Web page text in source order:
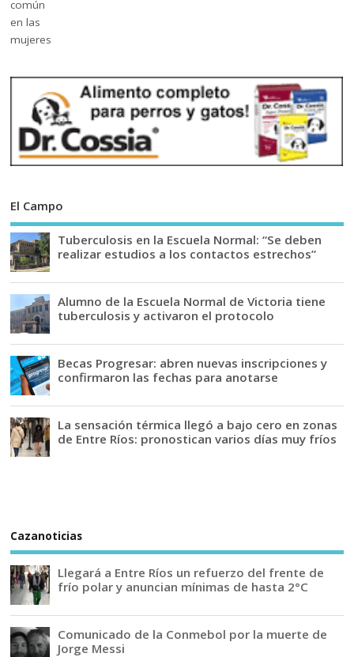
El Campo
Tuberculosis en la Escuela Normal: “Se deben
realizar estudios a los contactos estrechos”
Alumno de la Escuela Normal de Victoria tiene
tuberculosis y activaron el protocolo
Becas Progresar: abren nuevas inscripciones y
confirmaron las fechas para anotarse
La sensación térmica llegó a bajo cero en zonas
de Entre Ríos: pronostican varios días muy fríos
Cazanoticias
Llegará a Entre Ríos un refuerzo del frente de
frío polar y anuncian mínimas de hasta 2°C
Comunicado de la Conmebol por la muerte de
Jorge Messi